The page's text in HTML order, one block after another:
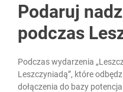
Podaruj
podczas
Podczas wydarzenia
Leszczyniadą”, które
dołączenia do bazy